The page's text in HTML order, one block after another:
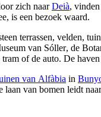
zich naarDeià,
is een bezoek waard.
terrassen, velden,
van Sóller, de
of de auto. De
van Alfàbia in
laan van bomen leidt